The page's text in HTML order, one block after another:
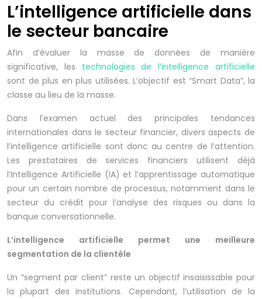
L’intelligence artificielle dans
le secteur bancaire
Afin d’évaluer la masse de données de manière
significative, les technologies de l’intelligence artificielle
sont de plus en plus utilisées. L’objectif est “Smart Data”, la
classe au lieu de la masse.
Dans l’examen actuel des principales tendances
internationales dans le secteur financier, divers aspects de
l’intelligence artificielle sont donc au centre de l’attention.
Les prestataires de services financiers utilisent déjà
l’Intelligence Artificielle (IA) et l’apprentissage automatique
pour un certain nombre de processus, notamment dans le
secteur du crédit pour l’analyse des risques ou dans la
banque conversationnelle.
L’intelligence artificielle permet une meilleure
segmentation de la clientèle
Un “segment par client” reste un objectif insaisissable pour
la plupart des institutions. Cependant, l’utilisation de la